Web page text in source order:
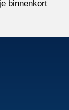
binnenkort